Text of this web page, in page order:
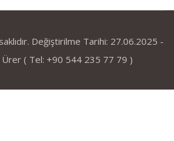
Değiştirilme Tarihi: 27.06.2025 -
( Tel: +90 544 235 77 79 )